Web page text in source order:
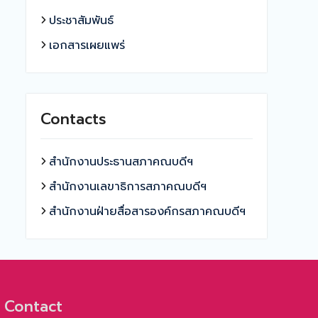
ประชาสัมพันธ์
เอกสารเผยแพร่
Contacts
สำนักงานประธานสภาคณบดีฯ
สำนักงานเลขาธิการสภาคณบดีฯ
สำนักงานฝ่ายสื่อสารองค์กรสภาคณบดีฯ
Contact